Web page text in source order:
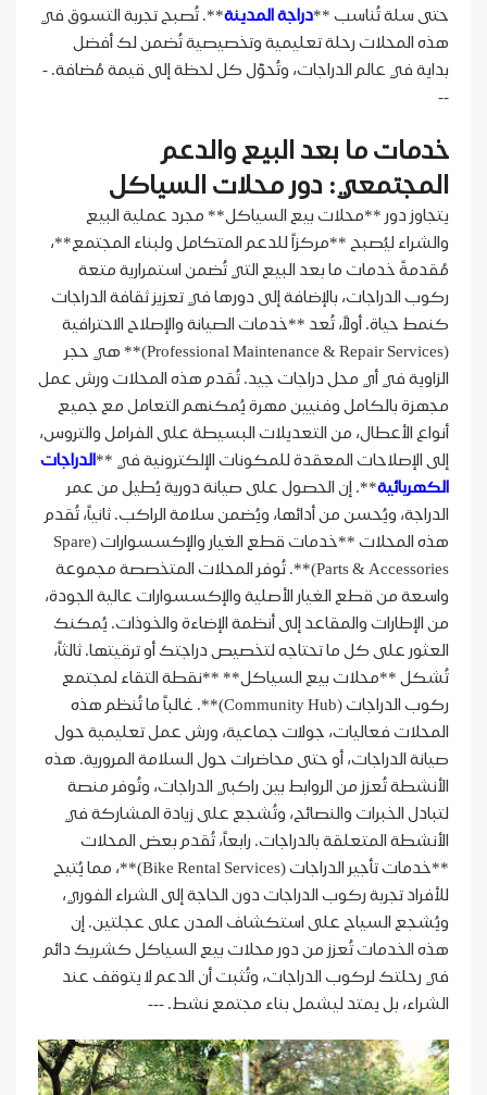
حتى سلة تُناسب **دراجة المدينة**. تُصبح تجربة التسوق في
هذه المحلات رحلة تعليمية وتخصيصية تُضمن لك أفضل
بداية في عالم الدراجات، وتُحوّل كل لحظة إلى قيمة مُضافة. -
--
خدمات ما بعد البيع والدعم
المجتمعي: دور محلات السياكل
يتجاوز دور **محلات بيع السياكل** مجرد عملية البيع
والشراء ليُصبح **مركزاً للدعم المتكامل ولبناء المجتمع**،
مُقدمةً خدمات ما بعد البيع التي تُضمن استمرارية متعة
ركوب الدراجات، بالإضافة إلى دورها في تعزيز ثقافة الدراجات
كنمط حياة. أولاً، تُعد **خدمات الصيانة والإصلاح الاحترافية
(Professional Maintenance & Repair Services)** هي حجر
الزاوية في أي محل دراجات جيد. تُقدم هذه المحلات ورش عمل
مجهزة بالكامل وفنيين مهرة يُمكنهم التعامل مع جميع
أنواع الأعطال، من التعديلات البسيطة على الفرامل والتروس،
إلى الإصلاحات المعقدة للمكونات الإلكترونية في ** الدراجات
الكهربائية**. إن الحصول على صيانة دورية يُطيل من عمر
الدراجة، ويُحسن من أدائها، ويُضمن سلامة الراكب. ثانياً، تُقدم
هذه المحلات **خدمات قطع الغيار والإكسسوارات (Spare
Parts & Accessories)**. تُوفر المحلات المتخصصة مجموعة
واسعة من قطع الغيار الأصلية والإكسسوارات عالية الجودة،
من الإطارات والمقاعد إلى أنظمة الإضاءة والخوذات. يُمكنك
العثور على كل ما تحتاجه لتخصيص دراجتك أو ترقيتها. ثالثاً،
تُشكل **محلات بيع السياكل** **نقطة التقاء لمجتمع
ركوب الدراجات (Community Hub)**. غالباً ما تُنظم هذه
المحلات فعاليات، جولات جماعية، ورش عمل تعليمية حول
صيانة الدراجات، أو حتى محاضرات حول السلامة المرورية. هذه
الأنشطة تُعزز من الروابط بين راكبي الدراجات، وتُوفر منصة
لتبادل الخبرات والنصائح، وتُشجع على زيادة المشاركة في
الأنشطة المتعلقة بالدراجات. رابعاً، تُقدم بعض المحلات
**خدمات تأجير الدراجات (Bike Rental Services)**، مما يُتيح
للأفراد تجربة ركوب الدراجات دون الحاجة إلى الشراء الفوري،
ويُشجع السياح على استكشاف المدن على عجلتين. إن
هذه الخدمات تُعزز من دور محلات بيع السياكل كشريك دائم
في رحلتك لركوب الدراجات، وتُثبت أن الدعم لا يتوقف عند
الشراء، بل يمتد ليشمل بناء مجتمع نشط. ---